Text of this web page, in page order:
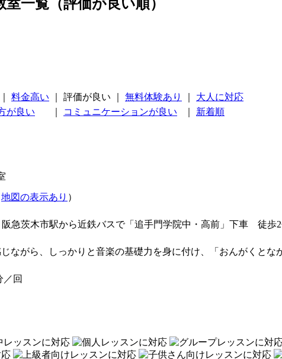
一覧（評価が良い順）
料金高い 評価が良い 無料体験あり
大人に対応
が良い コミュニケーションが良い 新着順
地図の表示あり ）
急茨木市駅から近鉄バスで「追手門学院中・高前」下車 徒歩2
ながら、しっかりと音楽の基礎力を身に付け、「おんがくとな
／回